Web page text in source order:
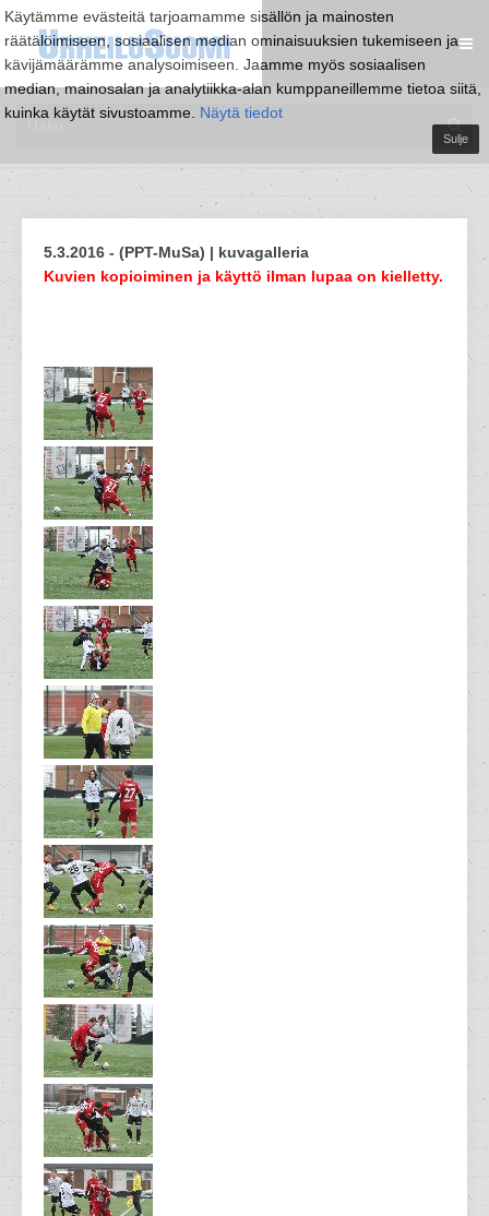
Käytämme evästeitä tarjoamamme sisällön ja mainosten
räätälöimiseen, sosiaalisen median ominaisuuksien tukemiseen ja
kävijämäärämme analysoimiseen. Jaamme myös sosiaalisen
median, mainosalan ja analytiikka-alan kumppaneillemme tietoa siitä,
kuinka käytät sivustoamme. Näytä tiedot
Sulje
5.3.2016 - (PPT-MuSa) | kuvagalleria
Kuvien kopioiminen ja käyttö ilman lupaa on kielletty.